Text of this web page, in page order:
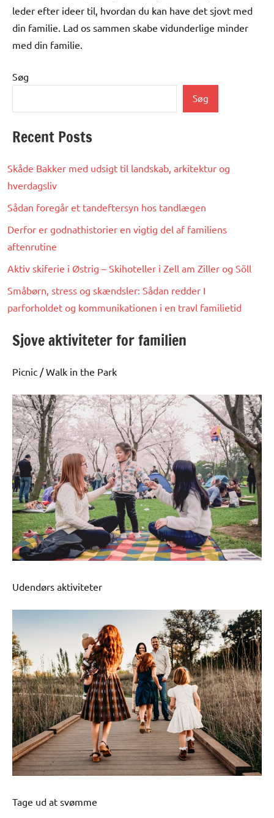
leder efter ideer til, hvordan du kan have det sjovt med
din familie. Lad os sammen skabe vidunderlige minder
med din familie.
Søg
Søg
Recent Posts
Skåde Bakker med udsigt til landskab, arkitektur og
hverdagsliv
Sådan foregår et tandeftersyn hos tandlægen
Derfor er godnathistorier en vigtig del af familiens
aftenrutine
Aktiv skiferie i Østrig – Skihoteller i Zell am Ziller og Söll
Småbørn, stress og skændsler: Sådan redder I
parforholdet og kommunikationen i en travl familietid
Sjove aktiviteter for familien
Picnic / Walk in the Park
Udendørs aktiviteter
Tage ud at svømme